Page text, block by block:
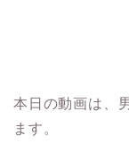
本日の動画は、
ます。